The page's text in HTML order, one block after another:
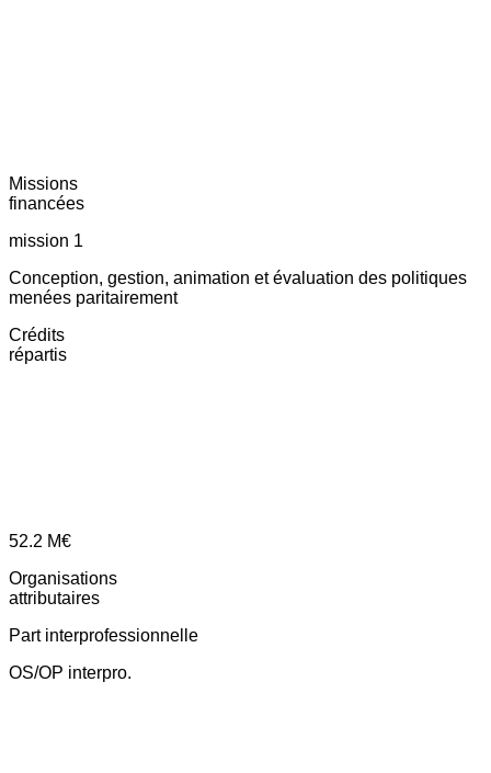
Missions
financées
mission 1
Conception, gestion, animation et évaluation des politiques
menées paritairement
Crédits
répartis
52.2 M€
Organisations
attributaires
Part interprofessionnelle
OS/OP interpro.